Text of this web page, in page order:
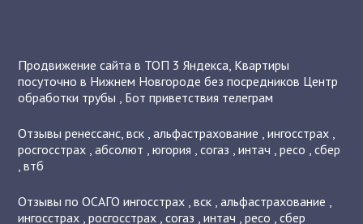
Продвижение сайта в ТОП 3 Яндекса, Квартиры
посуточно в Нижнем Новгороде без посредников Центр
обработки трубы , Бот приветствия телеграм
Отзывыренессанс,вск ,альфастрахование ,ингосстрах ,
росгосстрах ,абсолют ,югория ,согаз ,интач ,ресо ,сбер
,втб
Отзывы по ОСАГОингосстрах ,вск ,альфастрахование ,
ингосстрах ,росгосстрах ,согаз ,интач ,ресо ,сбер